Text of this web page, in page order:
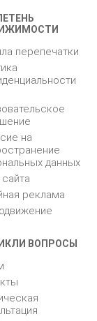
перепечатки
на
данных
реклама
ВОПРОСЫ